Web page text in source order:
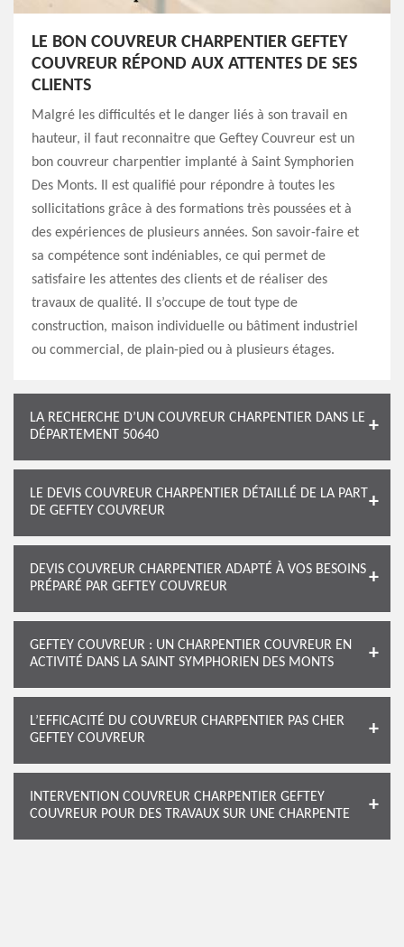
LE BON COUVREUR CHARPENTIER GEFTEY
COUVREUR RÉPOND AUX ATTENTES DE SES
CLIENTS
Malgré les difficultés et le danger liés à son travail en
hauteur, il faut reconnaitre que Geftey Couvreur est un
bon couvreur charpentier implanté à Saint Symphorien
Des Monts. Il est qualifié pour répondre à toutes les
sollicitations grâce à des formations très poussées et à
des expériences de plusieurs années. Son savoir-faire et
sa compétence sont indéniables, ce qui permet de
satisfaire les attentes des clients et de réaliser des
travaux de qualité. Il s’occupe de tout type de
construction, maison individuelle ou bâtiment industriel
ou commercial, de plain-pied ou à plusieurs étages.
LA RECHERCHE D’UN COUVREUR CHARPENTIER DANS LE
DÉPARTEMENT 50640
LE DEVIS COUVREUR CHARPENTIER DÉTAILLÉ DE LA PART
DE GEFTEY COUVREUR
DEVIS COUVREUR CHARPENTIER ADAPTÉ À VOS BESOINS
PRÉPARÉ PAR GEFTEY COUVREUR
GEFTEY COUVREUR : UN CHARPENTIER COUVREUR EN
ACTIVITÉ DANS LA SAINT SYMPHORIEN DES MONTS
L’EFFICACITÉ DU COUVREUR CHARPENTIER PAS CHER
GEFTEY COUVREUR
INTERVENTION COUVREUR CHARPENTIER GEFTEY
COUVREUR POUR DES TRAVAUX SUR UNE CHARPENTE